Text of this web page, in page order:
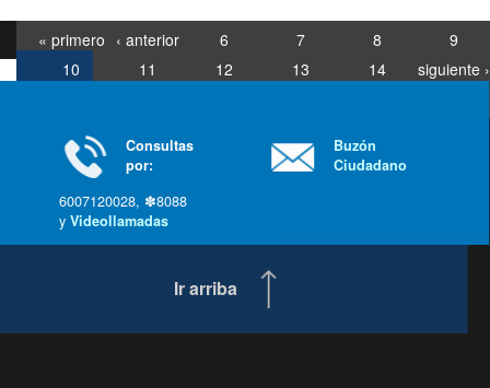
« primero ‹ anterior 6 7 8
9
10
11 12 13 14
siguiente ›
Consultas
por:
6007120028, ✽8088
yVideollamadas
Buzón
Ciudadano
Ir arriba